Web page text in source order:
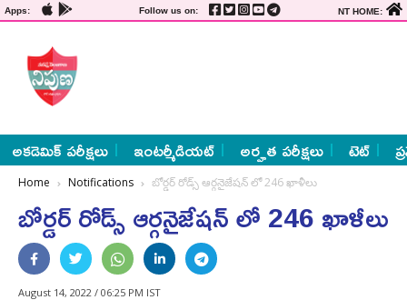
Apps: Follow us on: NT HOME:
అకడెమిక్ పరీక్షలు ఇంటర్మీడియట్ అర్హత పరీక్షలు టెట్
Home Notifications బోర్డర్‌ రోడ్స్​‍ ఆర్గనైజేషన్‌ ​‍లో 246 ఖాళీలు
బోర్డర్‌ రోడ్స్​‍ ఆర్గనైజేషన్‌ ​‍లో 246 ఖాళీలు
August 14, 2022 / 06:25 PM IST